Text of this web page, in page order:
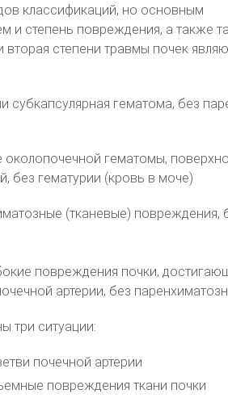
классификаций, но основным
и степень повреждения, а также
степени травмы почек
субкапсулярная гематома, без
околопочечной гематомы,
без гематурии (кровь в моче)
(тканевые) повреждения,
повреждения почки,
артерии, без
три ситуации:
почечной артерии
повреждения ткани почки